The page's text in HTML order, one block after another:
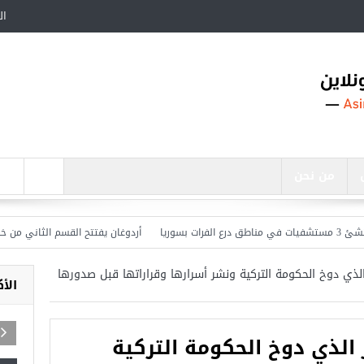
أردوغان يفتتح القسم الثاني من خط
دوخ الحكومة التركية ونشر أسرارها وقراراتها قبل صدورها
دوخ الحكومة التركية